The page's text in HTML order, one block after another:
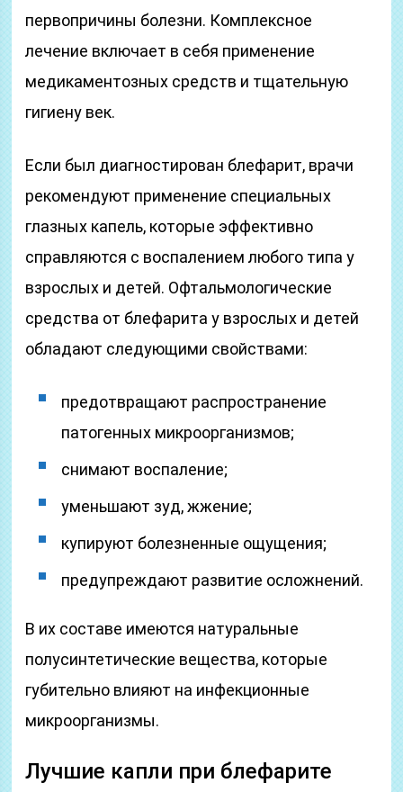
первопричины болезни. Комплексное
лечение включает в себя применение
медикаментозных средств и тщательную
гигиену век.
Если был диагностирован блефарит, врачи
рекомендуют применение специальных
глазных капель, которые эффективно
справляются с воспалением любого типа у
взрослых и детей. Офтальмологические
средства от блефарита у взрослых и детей
обладают следующими свойствами:
предотвращают распространение
патогенных микроорганизмов;
снимают воспаление;
уменьшают зуд, жжение;
купируют болезненные ощущения;
предупреждают развитие осложнений.
В их составе имеются натуральные
полусинтетические вещества, которые
губительно влияют на инфекционные
микроорганизмы.
Лучшие капли при блефарите